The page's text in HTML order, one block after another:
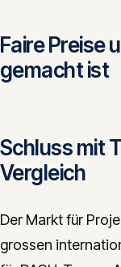
Faire Preise
gemacht ist
Schluss mit
Vergleich
Der Markt für
grossen